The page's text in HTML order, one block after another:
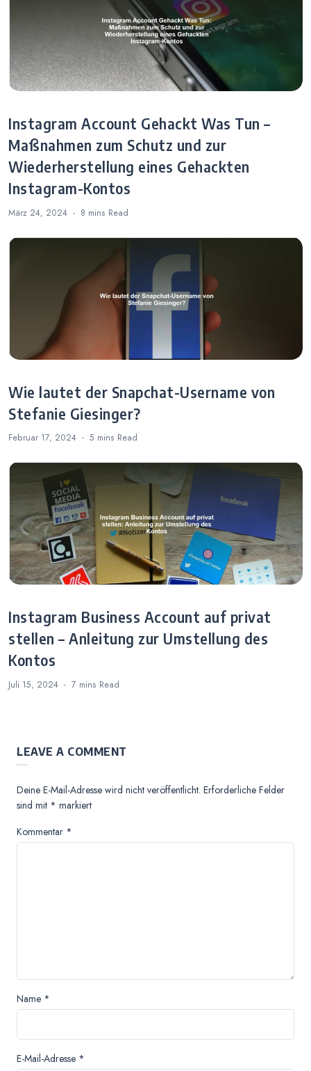
Instagram Account Gehackt Was Tun –
Maßnahmen zum Schutz und zur
Wiederherstellung eines Gehackten
Instagram-Kontos
März 24, 2024 8 mins Read
Wie lautet der Snapchat-Username von
Stefanie Giesinger?
Februar 17, 2024 5 mins Read
Instagram Business Account auf privat
stellen – Anleitung zur Umstellung des
Kontos
Juli 15, 2024 7 mins Read
LEAVE A COMMENT
Deine E-Mail-Adresse wird nicht veröffentlicht. Erforderliche Felder
sind mit * markiert
Kommentar *
Name *
E-Mail-Adresse *